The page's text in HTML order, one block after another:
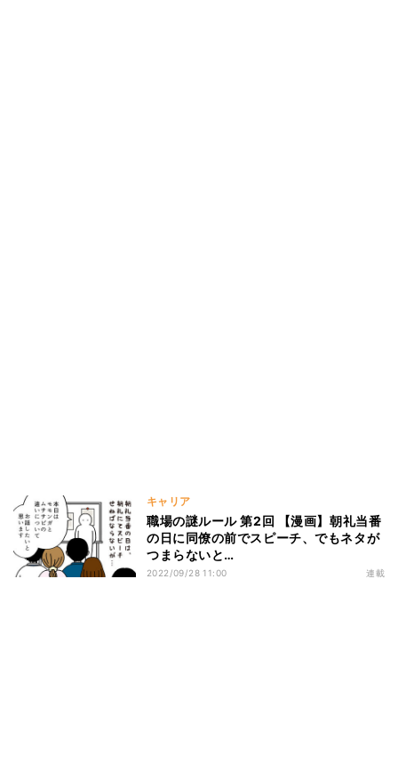
キャリア
職場の謎ルール 第2回 【漫画】朝礼当番
の日に同僚の前でスピーチ、でもネタが
つまらないと…
2022/09/28 11:00 連載